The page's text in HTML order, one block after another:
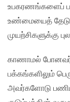
உபகரணங்களைப்
உண்மையைத்
முயற்சிகளுக்கு
காணாமல்
பக்கங்களிலும்
அவர்களோடு